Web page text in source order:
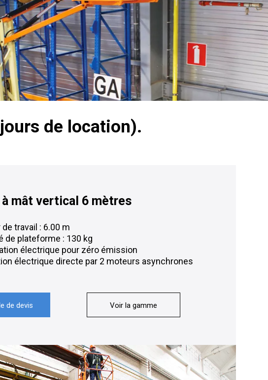
de location).
mât vertical 6 mètres
travail : 6.00 m
de plateforme : 130 kg
électrique pour zéro émission
électrique directe par 2 moteurs asynchrones
de devis Voir la gamme